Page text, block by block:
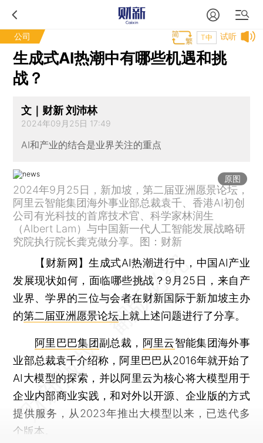
公司 试听
T中
生成式AI热潮中有哪些机遇和挑
战？
文｜财新 刘沛林
2024年09月25日 17:49
AI和产业的结合是业界关注的重点
原图
2024年9月25日，新加坡，第二届亚洲愿景论坛，
阿里云智能集团海外事业部总裁袁千、香港AI初创
公司有光科技的首席技术官、科学家林润生
（Albert Lam）与中国新一代人工智能发展战略研
究院执行院长龚克做分享。图：财新
【财新网】生成式AI热潮进行中，中国AI产业
发展现状如何，面临哪些挑战？9月25日，来自产
业界、学界的三位与会者在财新国际于新加坡主办
的第二届亚洲愿景论坛 上就上述问题进行了分享。
阿里巴巴集团副总裁， 阿里云智能集团海外事
业部总裁袁千介绍称，阿里巴巴从2016年就开始了
AI大模型的探索，并以阿里云为核心将大模型用于
企业内部商业实践，和对外以开源、企业版的方式
提供服务，从2023年推出大模型以来，已迭代多
个版本。